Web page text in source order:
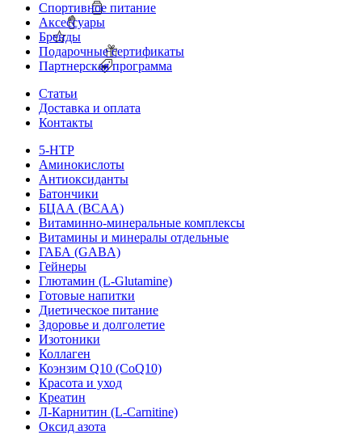
Спортивное питание
Аксессуары
Бренды
Подарочные сертификаты
Партнерская программа
Статьи
Доставка и оплата
Контакты
5-HTP
Аминокислоты
Антиоксиданты
Батончики
БЦАА (BCAA)
Витаминно-минеральные комплексы
Витамины и минералы отдельные
ГАБА (GABA)
Гейнеры
Глютамин (L-Glutamine)
Готовые напитки
Диетическое питание
Здоровье и долголетие
Изотоники
Коллаген
Коэнзим Q10 (CoQ10)
Красота и уход
Креатин
Л-Карнитин (L-Сarnitine)
Оксид азота